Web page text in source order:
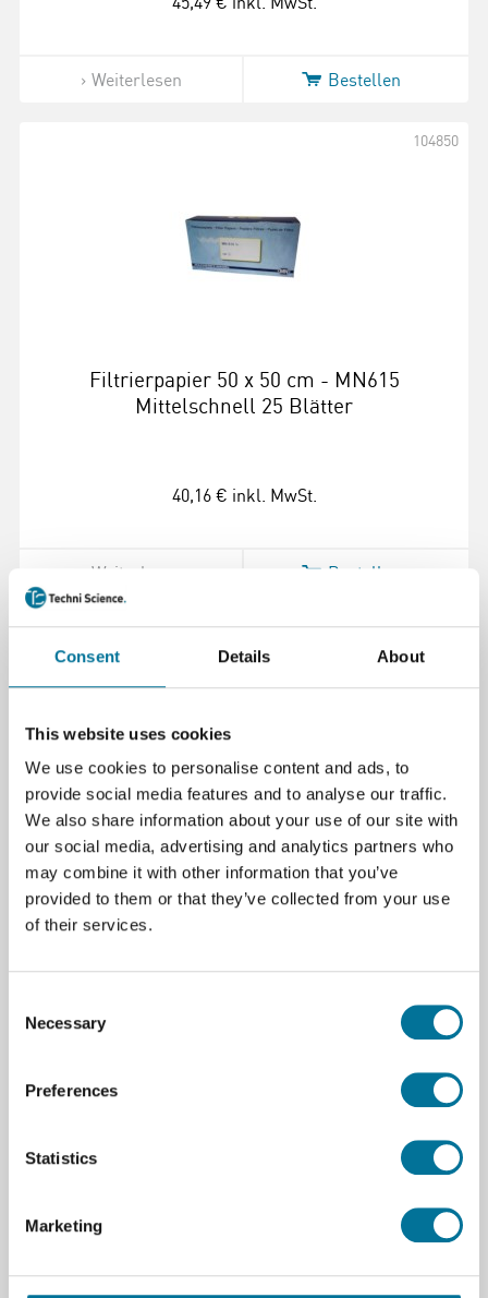
Consent Details About
This website uses cookies
We use cookies to personalise content and ads, to
provide social media features and to analyse our traffic.
We also share information about your use of our site with
our social media, advertising and analytics partners who
may combine it with other information that you’ve
provided to them or that they’ve collected from your use
of their services.
Selection
Necessary
Preferences
Statistics
Marketing
Weiterlesen Bestellen
Filtrierpapier 50 x 50 cm - MN615
Mittelschnell 25 Blätter
104850
40,16 € inkl. MwSt.
Weiterlesen Bestellen
Glasfaserfilterpapier, 37 mm, 100 Stück /
Packung
108908